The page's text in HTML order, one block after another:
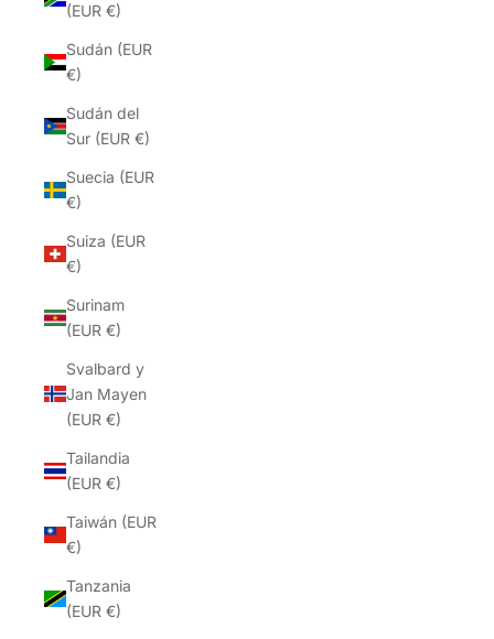
(EUR €)
Sudán (EUR
€)
Sudán del
Sur (EUR €)
Suecia (EUR
€)
Suiza (EUR
€)
Surinam
(EUR €)
Svalbard y
Jan Mayen
(EUR €)
Tailandia
(EUR €)
Taiwán (EUR
€)
Tanzania
(EUR €)